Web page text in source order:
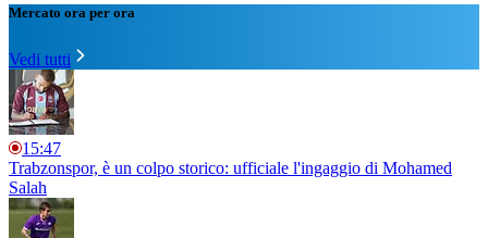
Mercato ora per ora
Vedi tutti
15:47
Trabzonspor, è un colpo storico: ufficiale l'ingaggio di Mohamed
Salah